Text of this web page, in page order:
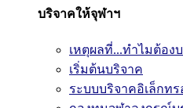
บริจาคให้จุฬาฯ
เหตุผลที่...ทำไมต้อง
เริ่มต้นบริจาค
ระบบบริจาคอิเล็กท